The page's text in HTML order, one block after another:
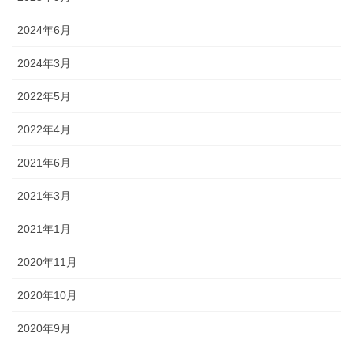
2024年6月
2024年3月
2022年5月
2022年4月
2021年6月
2021年3月
2021年1月
2020年11月
2020年10月
2020年9月